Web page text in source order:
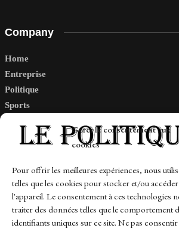
Gérer le consentement aux
cookies
Pour offrir les meilleures expériences, nous
telles que les cookies pour stocker et/ou
l'appareil. Le consentement à ces technologies
traiter des données telles que le comportement
identifiants uniques sur ce site. Ne pas
Company
Home
Entreprise
Politique
Sports
Links
Contact